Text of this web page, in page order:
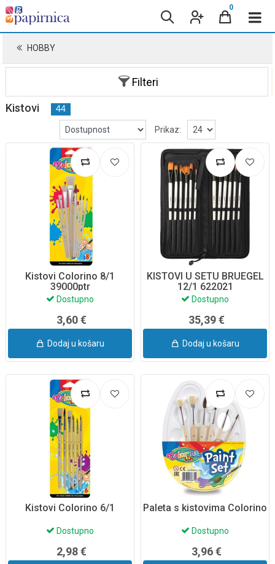
0
HOBBY
Filteri
Kistovi 44
Prikaz:
Kistovi Colorino 8/1
39000ptr
Dostupno
3,60 €
Dodaj u košaru
KISTOVI U SETU BRUEGEL
12/1 622021
Dostupno
35,39 €
Dodaj u košaru
Kistovi Colorino 6/1
Dostupno
2,98 €
Paleta s kistovima Colorino
Dostupno
3,96 €